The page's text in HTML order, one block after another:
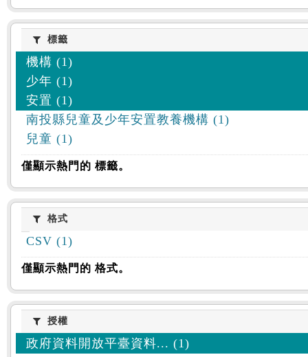
標籤標籤
機構 (1)
少年 (1)
安置 (1)
南投縣兒童及少年安置教養機構 (1)
兒童 (1)
僅顯示熱門的 標籤。
格式格式
CSV (1)
僅顯示熱門的 格式。
授權授權
政府資料開放平臺資料... (1)